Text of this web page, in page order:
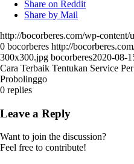
Share on Reddit
Share by Mail
http://bocorberes.com/wp-
0 bocorberes http://
300x300.jpg bocorberes2020-08-
Cara Terbaik Tentukan Service
Probolinggo
0 replies
Leave a Reply
Want to join the discussion?
Feel free to contribute!